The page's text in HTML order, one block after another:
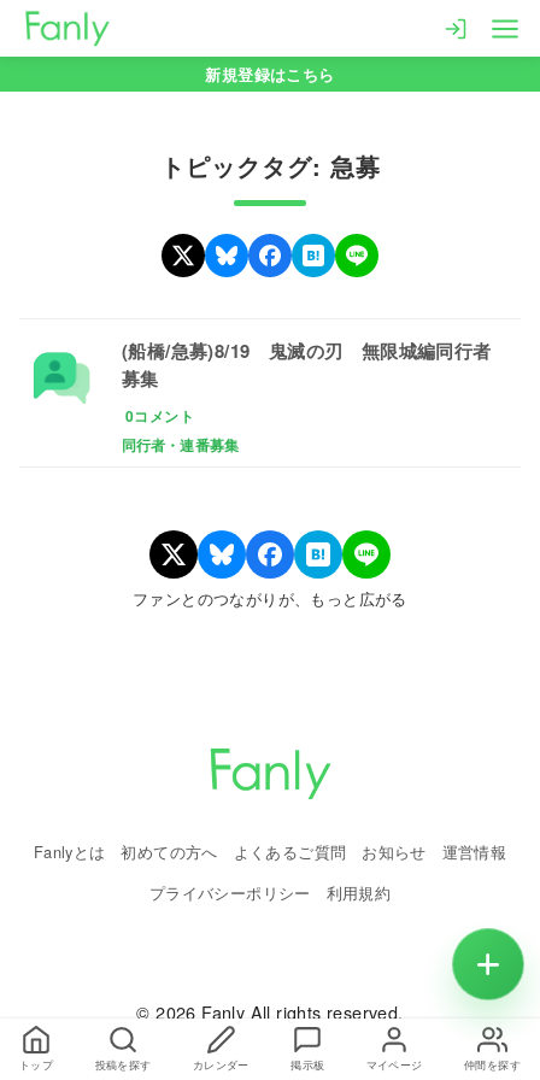
新規登録はこちら
トピックタグ: 急募
(船橋/急募)8/19 鬼滅の刃 無限城編同行者
募集
0コメント
同行者・連番募集
ファンとのつながりが、もっと広がる
Fanlyとは 初めての方へ よくあるご質問 お知らせ
運営情報
プライバシーポリシー
利用規約
© 2026 Fanly All rights reserved.
トップ 投稿を探す カレンダー 掲示板 マイページ 仲間を探す